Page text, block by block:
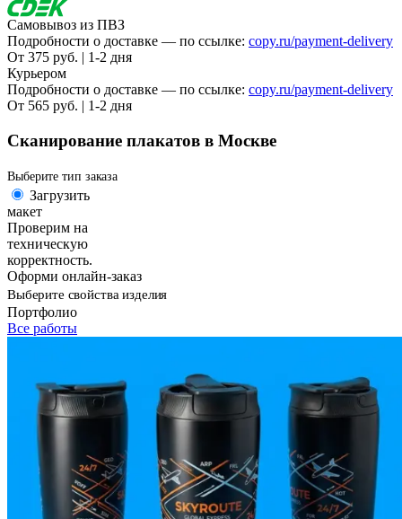
Самовывоз из ПВЗ
Подробности о доставке — по ссылке: copy.ru/payment-delivery
От 375 руб. | 1-2 дня
Курьером
Подробности о доставке — по ссылке: copy.ru/payment-delivery
От 565 руб. | 1-2 дня
Сканирование плакатов в Москве
Выберите тип заказа
Загрузить
макет
Проверим на
техническую
корректность.
Оформи онлайн-заказ
Выберите свойства изделия
Портфолио
Все работы